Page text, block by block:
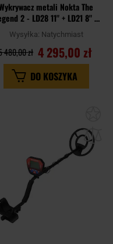
metali Nokta The
2 - LD28 11" + LD21 8" +
Słuchawki + AccuPoint + Leg
Holster - zestaw
Wysyłka: Natychmiast
4 295,00 zł
480,00 zł
DO KOSZYKA